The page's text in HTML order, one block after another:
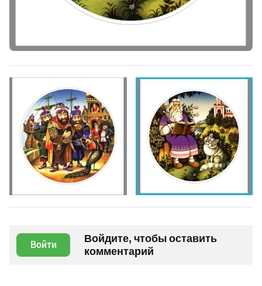
Войти
Войдите, чтобы оставить
комментарий